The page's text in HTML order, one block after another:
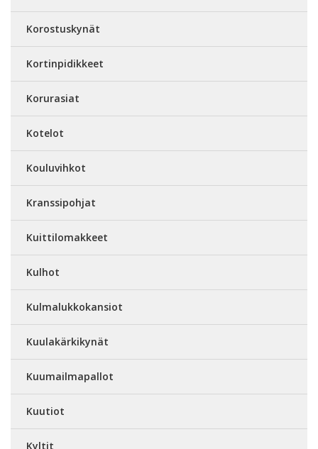
Korostuskynät
Kortinpidikkeet
Korurasiat
Kotelot
Kouluvihkot
Kranssipohjat
Kuittilomakkeet
Kulhot
Kulmalukkokansiot
Kuulakärkikynät
Kuumailmapallot
Kuutiot
Kyltit